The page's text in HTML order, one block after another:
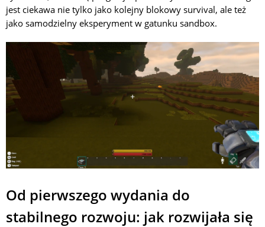
jest ciekawa nie tylko jako kolejny blokowy survival, ale też
jako samodzielny eksperyment w gatunku sandbox.
Od pierwszego wydania do
stabilnego rozwoju: jak rozwijała się